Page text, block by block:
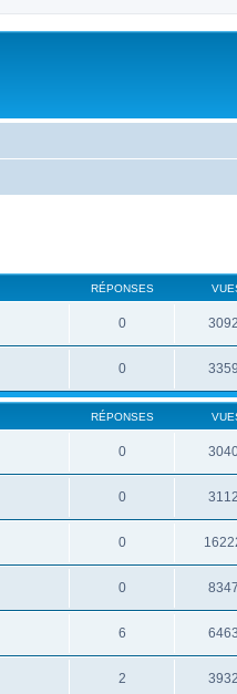
RÉPONSES
0
0
RÉPONSES
0
0
0
0
6
2